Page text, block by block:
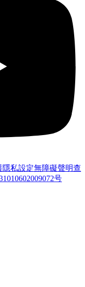
隱私設定無障礙聲明查
号